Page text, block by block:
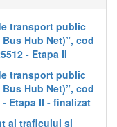
transport public
Hub Net)”, cod
- Etapa II
transport public
Hub Net)”, cod
- Etapa II - finalizat
al traficului și